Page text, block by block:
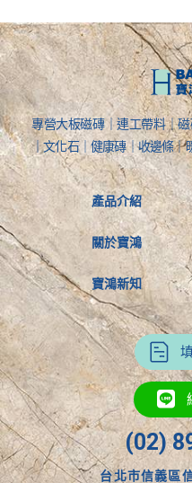
專營大板磁磚｜連工帶料｜
｜文化石｜健康磚｜收邊條｜
產品介紹
關於寶鴻
寶鴻新知
(02)
台北市信義區